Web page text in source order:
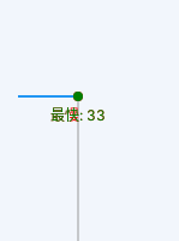
最慢: 33
最快: 33